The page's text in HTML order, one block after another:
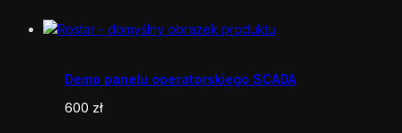
Demo panelu operatorskiego SCADA
600 zł